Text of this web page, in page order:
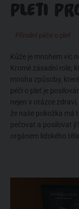
PLETI
Přírodní péče o pleť
Kůže je mnohem víc
Kromě zásadní role,
mnoha způsoby,
péči o pleť je
nejen v otázce
že naše pokožka má
pečovat a posilovat
orgánem lidského